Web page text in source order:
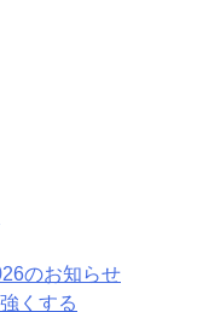
のお知らせ
くする